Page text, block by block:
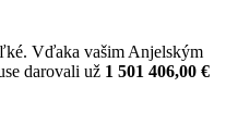
Vďaka vašim Anjelským
darovali už 1 501 406,00 €